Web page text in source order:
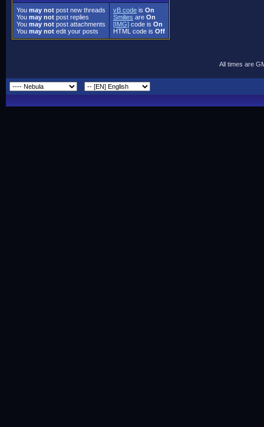
You may not post new threads
You may not post replies
You may not post attachments
You may not edit your posts
vB code is On
Smilies are On
[IMG] code is On
HTML code is Off
All times are